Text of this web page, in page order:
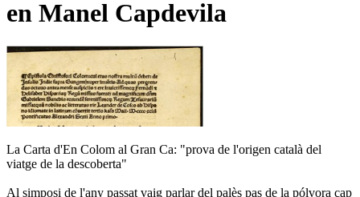
en Manel Capdevila
La Carta d'En Colom al Gran Ca: "prova de l'origen català del
viatge de la descoberta"
Al simposi de l'any passat vaig parlar del palès pas de la pólvora cap